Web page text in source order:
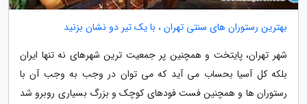
بهترین رستوران های سنتی تهران ، با یک تیر دو نشان بزنید
شهر تهران، پایتخت و همچنین پر جمعیت ترین شهرهای نه تنها ایران
بلکه کل آسیا بحساب می آید که می توان در وجب به وجب آن با
رستوران ها و همچنین فست فودهای کوچک و بزرگ بسیاری روبرو شد